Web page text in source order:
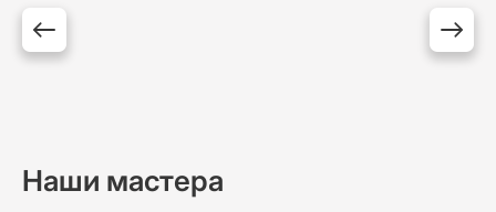
Наши мастера